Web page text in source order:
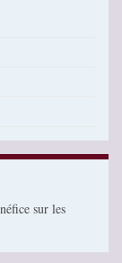
sur les